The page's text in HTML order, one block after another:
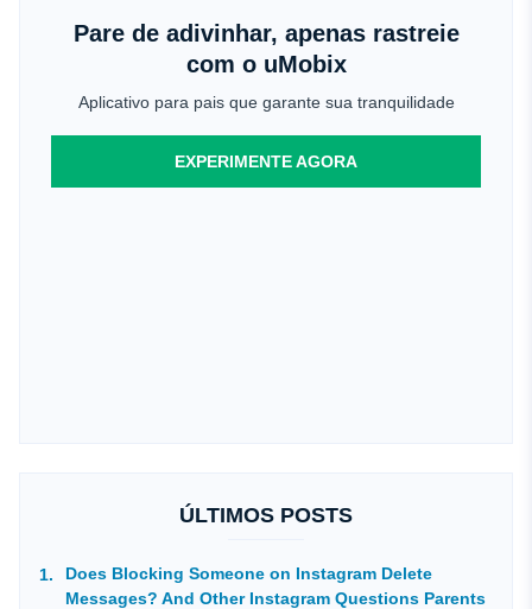
Pare de adivinhar, apenas rastreie
com o uMobix
Aplicativo para pais que garante sua tranquilidade
EXPERIMENTE AGORA
ÚLTIMOS POSTS
Does Blocking Someone on Instagram Delete
Messages? And Other Instagram Questions Parents